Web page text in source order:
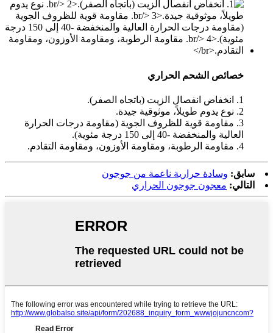
خصائص الشحم الحراري
1. انخفاض انفصال الزيت (باتجاه الصفر).
2. نوع يدوم طويلاً، موثوقية جيدة.
3. مقاومة قوية للظروف الجوية (مقاومة درجات الحرارة
العالية والمنخفضة -40 إلى 150 درجة مئوية).
4. مقاومة الرطوبة، ومقاومة الأوزون، ومقاومة التقادم.
سابق: وسادة حرارية ناعمة من جوجون
التالي: معجون جوجون الحراري